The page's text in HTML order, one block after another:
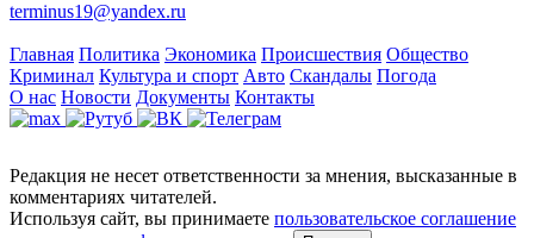
terminus19@yandex.ru
Главная Политика Экономика Происшествия Общество
Криминал Культура и спорт Авто Скандалы Погода
О нас Новости Документы Контакты
Редакция не несет ответственности за мнения, высказанные в
комментариях читателей.
Используя сайт, вы принимаете пользовательское соглашение